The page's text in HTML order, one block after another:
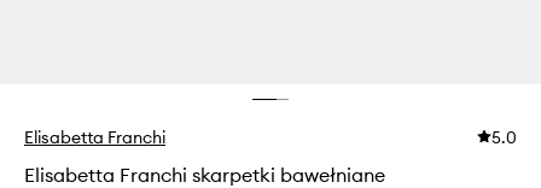
Elisabetta Franchi 5.0
Elisabetta Franchi skarpetki bawełniane